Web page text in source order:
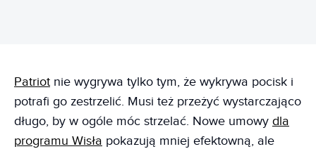
Patriot nie wygrywa tylko tym, że wykrywa pocisk i
potrafi go zestrzelić. Musi też przeżyć wystarczająco
długo, by w ogóle móc strzelać. Nowe umowy dla
programu Wisła pokazują mniej efektowną, ale